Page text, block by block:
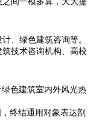
、绿色建筑咨询等。
技术咨询机构、高校
色建筑室内外风光热
终结通用对象表达剖